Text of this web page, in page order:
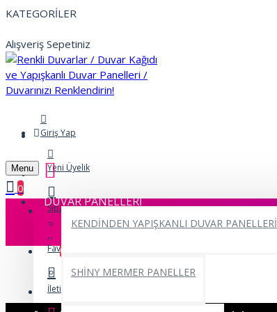
KATEGORİLER
Alışveriş Sepetiniz
Giriş Yap
Yeni Üyelik
Siparişlerim
Favorilerim
0
İletişim
DUVAR PANELLERİ
KENDİNDEN YAPIŞKANLI DUVAR PANELLERİ
SHİNY MERMER PANELLER
Menu
0